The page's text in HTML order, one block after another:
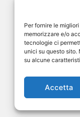
Per fornire le
memorizzare e/o
tecnologie ci
unici su questo
su alcune
Accetta